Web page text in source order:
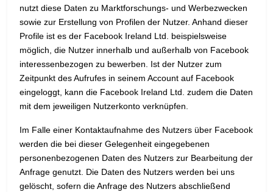
nutzt diese Daten zu Marktforschungs- und Werbezwecken
sowie zur Erstellung von Profilen der Nutzer. Anhand dieser
Profile ist es der Facebook Ireland Ltd. beispielsweise
möglich, die Nutzer innerhalb und außerhalb von Facebook
interessenbezogen zu bewerben. Ist der Nutzer zum
Zeitpunkt des Aufrufes in seinem Account auf Facebook
eingeloggt, kann die Facebook Ireland Ltd. zudem die Daten
mit dem jeweiligen Nutzerkonto verknüpfen.
Im Falle einer Kontaktaufnahme des Nutzers über Facebook
werden die bei dieser Gelegenheit eingegebenen
personenbezogenen Daten des Nutzers zur Bearbeitung der
Anfrage genutzt. Die Daten des Nutzers werden bei uns
gelöscht, sofern die Anfrage des Nutzers abschließend